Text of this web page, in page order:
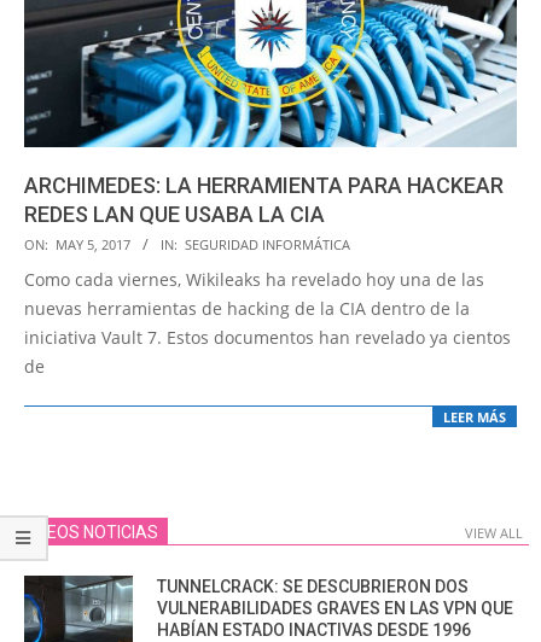
ARCHIMEDES: LA HERRAMIENTA PARA HACKEAR
REDES LAN QUE USABA LA CIA
2017-
05-
05
ON: MAY 5, 2017 IN: SEGURIDAD INFORMÁTICA
Como cada viernes, Wikileaks ha revelado hoy una de las
nuevas herramientas de hacking de la CIA dentro de la
iniciativa Vault 7. Estos documentos han revelado ya cientos
de
LEER MÁS
VIDEOS NOTICIAS VIEW ALL
TUNNELCRACK: SE DESCUBRIERON DOS
VULNERABILIDADES GRAVES EN LAS VPN QUE
HABÍAN ESTADO INACTIVAS DESDE 1996